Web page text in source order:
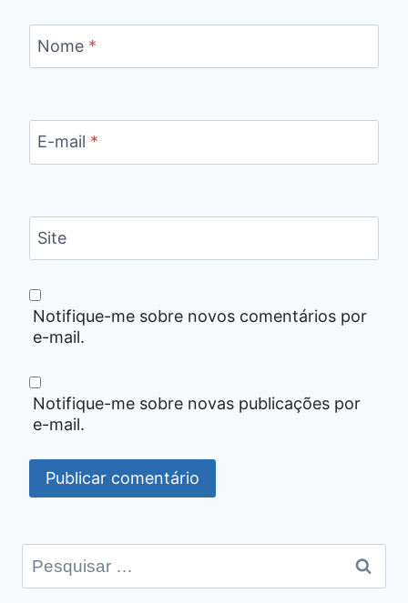
Nome *
E-mail *
Site
Notifique-me sobre novos comentários por
e-mail.
Notifique-me sobre novas publicações por
e-mail.
Pesquisar
por: